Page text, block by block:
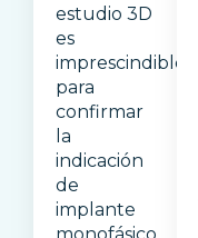
estudio 3D
es
imprescindible
para
confirmar
la
indicación
de
implante
monofásico